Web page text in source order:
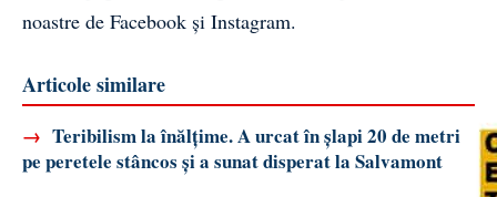
noastre de Facebook și Instagram.
Articole similare
→ Teribilism la înălțime. A urcat în șlapi 20 de metri
pe peretele stâncos și a sunat disperat la Salvamont